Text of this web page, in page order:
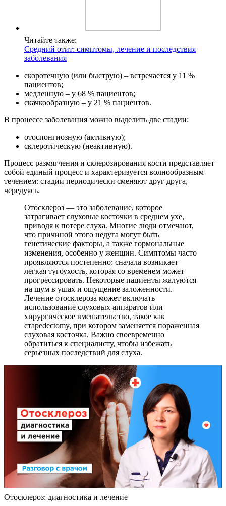
Читайте также:
Средний отит: симптомы, лечение и последствия
заболевания
скоротечную (или быструю) – встречается у 11 %
пациентов;
медленную – у 68 % пациентов;
скачкообразную – у 21 % пациентов.
В процессе заболевания можно выделить две стадии:
отоспонгиозную (активную);
склеротическую (неактивную).
Процесс размягчения и склерозирования кости представляет
собой единый процесс и характеризуется волнообразным
течением: стадии периодически сменяют друг друга,
чередуясь.
Отосклероз — это заболевание, которое
затрагивает слуховые косточки в среднем ухе,
приводя к потере слуха. Многие люди отмечают,
что причиной этого недуга могут быть
генетические факторы, а также гормональные
изменения, особенно у женщин. Симптомы часто
проявляются постепенно: сначала возникает
легкая тугоухость, которая со временем может
прогрессировать. Некоторые пациенты жалуются
на шум в ушах и ощущение заложенности.
Лечение отосклероза может включать
использование слуховых аппаратов или
хирургическое вмешательство, такое как
стapedectomy, при котором заменяется пораженная
слуховая косточка. Важно своевременно
обратиться к специалисту, чтобы избежать
серьезных последствий для слуха.
Отосклероз: диагностика и лечение